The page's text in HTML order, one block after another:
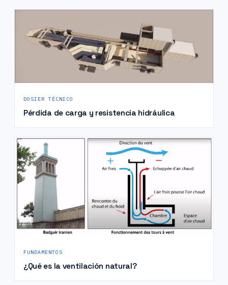
DOSIER TÉCNICO
Pérdida de carga y resistencia hidráulica
FUNDAMENTOS
¿Qué es la ventilación natural?